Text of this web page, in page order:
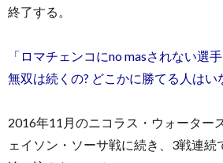
終了する。
「ロマチェンコにno masされない選
無双は続くの? どこかに勝てる人はい
2016年11月のニコラス・ウォーター
ェイソン・ソーサ戦に続き、3戦連続